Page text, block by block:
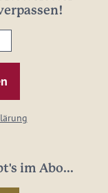
im Abo...